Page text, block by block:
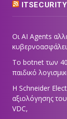
Οι AI Agents
Το botnet των
παιδικό
Η Schneider
αξιολόγησης
VDC,